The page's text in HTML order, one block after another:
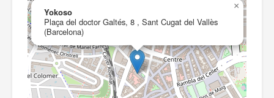
Yokoso
Plaça del doctor Galtés, 8 , Sant Cugat del Vallès
(Barcelona)
×